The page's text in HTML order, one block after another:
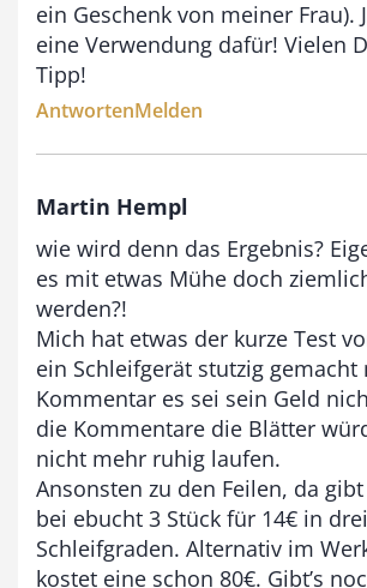
ein Geschenk von meiner Frau).
eine Verwendung dafür! Vielen
Tipp!
AntwortenMelden
Martin Hempl
wie wird denn das Ergebnis?
es mit etwas Mühe doch
werden?!
Mich hat etwas der kurze Test
ein Schleifgerät stutzig gemacht
Kommentar es sei sein Geld
die Kommentare die Blätter
nicht mehr ruhig laufen.
Ansonsten zu den Feilen, da
bei ebucht 3 Stück für 14€ in drei
Schleifgraden. Alternativ im
kostet eine schon 80€. Gibt’s